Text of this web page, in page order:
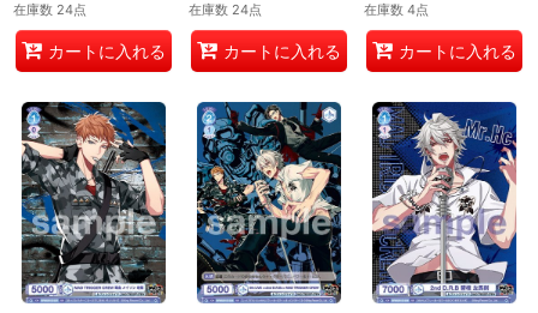
在庫数 24点
カートに入れる
在庫数 24点
カートに入れる
在庫数 4点
カートに入れる